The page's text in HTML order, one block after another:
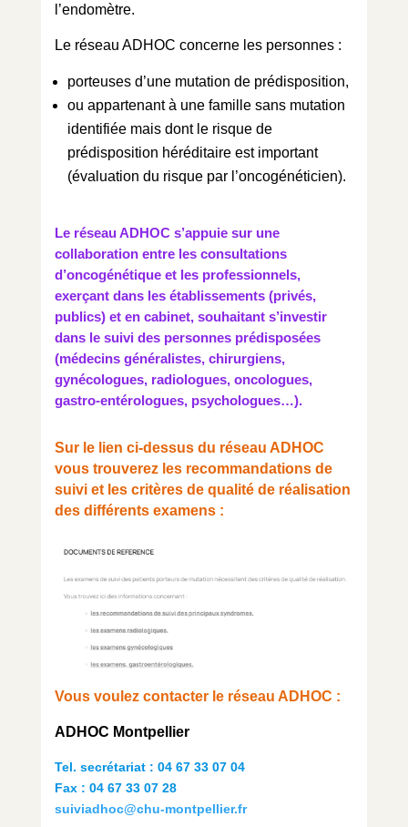
l’endomètre.
Le réseau ADHOC concerne les personnes :
porteuses d’une mutation de prédisposition,
ou appartenant à une famille sans mutation
identifiée mais dont le risque de
prédisposition héréditaire est important
(évaluation du risque par l’oncogénéticien).
Le réseau ADHOC s’appuie sur une
collaboration entre les consultations
d’oncogénétique et les professionnels,
exerçant dans les établissements (privés,
publics) et en cabinet, souhaitant s’investir
dans le suivi des personnes prédisposées
(médecins généralistes, chirurgiens,
gynécologues, radiologues, oncologues,
gastro-entérologues, psychologues…).
Sur le lien ci-dessus du réseau ADHOC
vous trouverez les recommandations de
suivi et les critères de qualité de réalisation
des différents examens :
Vous voulez contacter le réseau ADHOC :
ADHOC Montpellier
Tel. secrétariat : 04 67 33 07 04
Fax : 04 67 33 07 28
suiviadhoc@chu-montpellier.fr